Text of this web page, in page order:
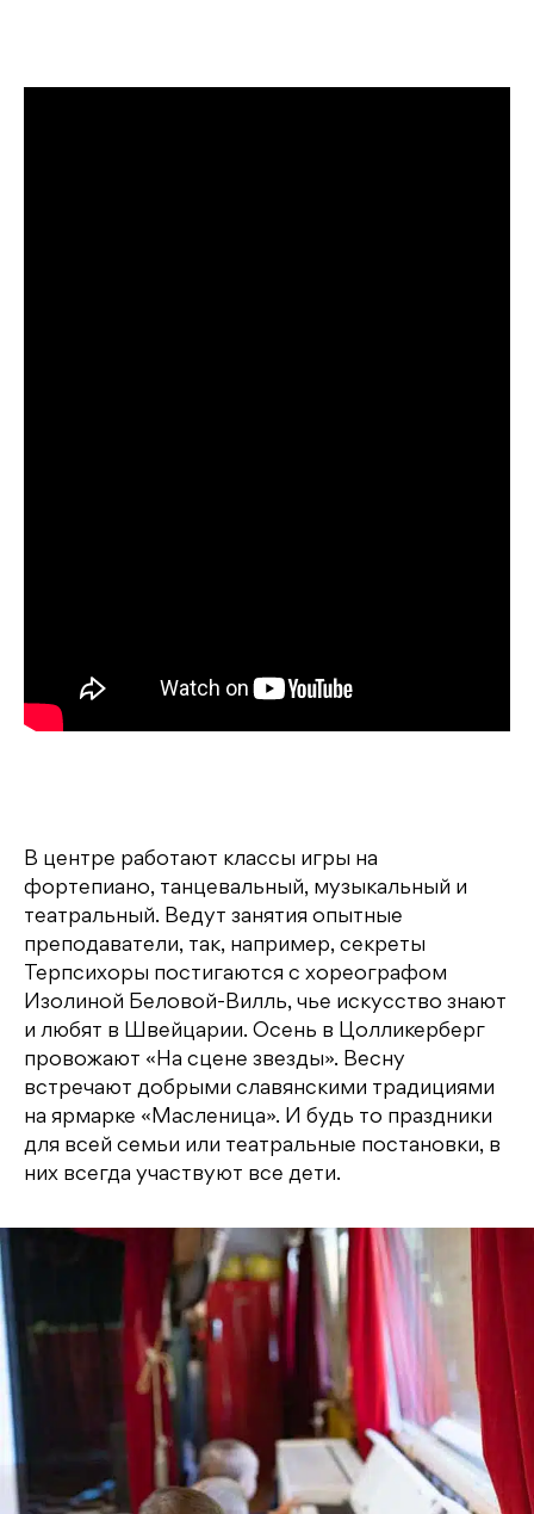
В центре работают классы игры на
фортепиано, танцевальный, музыкальный и
театральный. Ведут занятия опытные
преподаватели, так, например, секреты
Терпсихоры постигаются с хореографом
Изолиной Беловой-Вилль, чье искусство знают
и любят в Швейцарии. Осень в Цолликерберг
провожают «На сцене звезды». Весну
встречают добрыми славянскими традициями
на ярмарке «Масленица». И будь то праздники
для всей семьи или театральные постановки, в
них всегда участвуют все дети.